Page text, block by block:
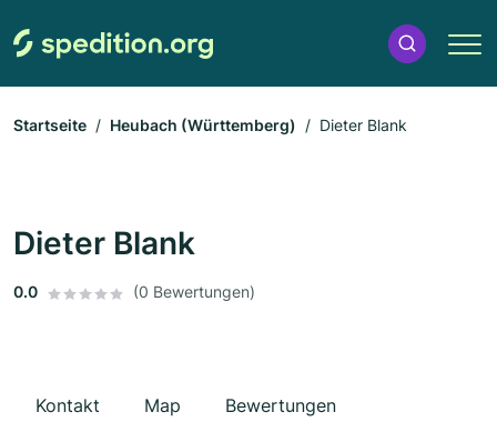
Startseite Heubach (Württemberg) Dieter Blank
Dieter Blank
0.0 (0 Bewertungen)
Kontakt Map Bewertungen